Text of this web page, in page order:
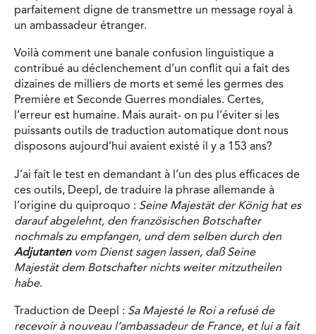
parfaitement digne de transmettre un message royal à
un ambassadeur étranger.
Voilà comment une banale confusion linguistique a
contribué au déclenchement d’un conflit qui a fait des
dizaines de milliers de morts et semé les germes des
Première et Seconde Guerres mondiales. Certes,
l’erreur est humaine. Mais aurait- on pu l’éviter si les
puissants outils de traduction automatique dont nous
disposons aujourd’hui avaient existé il y a 153 ans?
J’ai fait le test en demandant à l’un des plus efficaces de
ces outils, Deepl, de traduire la phrase allemande à
l’origine du quiproquo : Seine Majestät der König hat es
darauf abgelehnt, den französischen Botschafter
nochmals zu empfangen, und dem selben durch den
Adjutanten vom Dienst sagen lassen, daß Seine
Majestät dem Botschafter nichts weiter mitzutheilen
habe.
Traduction de Deepl : Sa Majesté le Roi a refusé de
recevoir à nouveau l’ambassadeur de France, et lui a fait